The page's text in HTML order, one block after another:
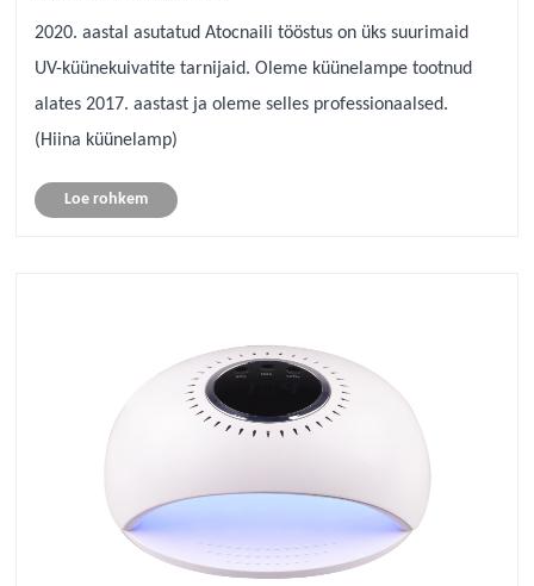
2020. aastal asutatud Atocnaili tööstus on üks suurimaid
UV-küünekuivatite tarnijaid. Oleme küünelampe tootnud
alates 2017. aastast ja oleme selles professionaalsed.
(Hiina küünelamp)
Loe rohkem